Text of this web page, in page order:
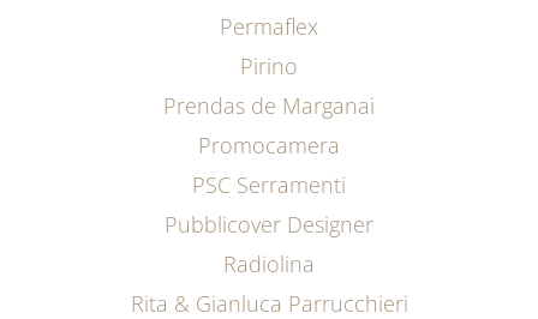
Permaflex
Pirino
Prendas de Marganai
Promocamera
PSC Serramenti
Pubblicover Designer
Radiolina
Rita & Gianluca Parrucchieri